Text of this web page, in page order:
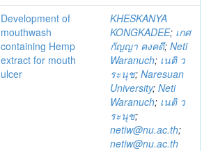
Development of
mouthwash
containing Hemp
extract for mouth
ulcer
KHESKANYA
KONGKADEE; เกศ
กัญญา คงคดี; Neti
Waranuch; เนติ ว
ระนุช; Naresuan
University; Neti
Waranuch; เนติ ว
ระนุช;
netiw@nu.ac.th;
netiw@nu.ac.th